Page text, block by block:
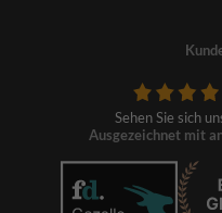
Sehen Sie sich
Ausgezeichnet mit